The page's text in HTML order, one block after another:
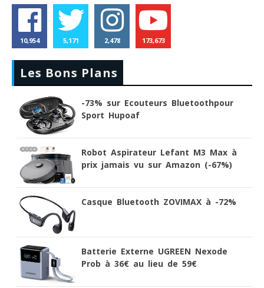
10,954 5,171 2,478 173,673
Les Bons Plans
-73% sur Ecouteurs Bluetoothpour
Sport Hupoaf
Robot Aspirateur Lefant M3 Max à
prix jamais vu sur Amazon (-67%)
Casque Bluetooth ZOVIMAX à -72%
Batterie Externe UGREEN Nexode
Prob à 36€ au lieu de 59€